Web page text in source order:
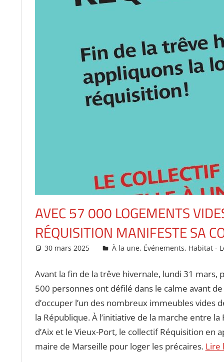
AVEC 57 000 LOGEMENTS
RÉQUISITION MANIFESTE SA
30 mars 2025 christopheapprill
À la une, Événements, Habitat -
Avant la fin de la trêve hivernale, lundi 31 mars,
500 personnes ont défilé dans le calme avant
d’occuper l’un des nombreux immeubles vides
la République. À l’initiative de la marche entre la
d’Aix et le Vieux-Port, le collectif Réquisition en
maire de Marseille pour loger les précaires. Lire